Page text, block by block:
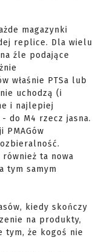
magazynki
replice. Dla wielu
źle podające
właśnie PTSa lub
uchodzą (i
i najlepiej
do M4 rzecz jasna.
również ta nowa
tym samym
kiedy skończy
na produkty,
tym, że kogoś nie